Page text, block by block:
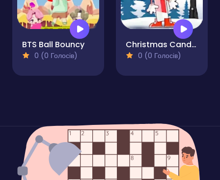
BTS Ball Bouncy
0 (0 Голосів)
Christmas Candy Cane
0 (0 Голосів)